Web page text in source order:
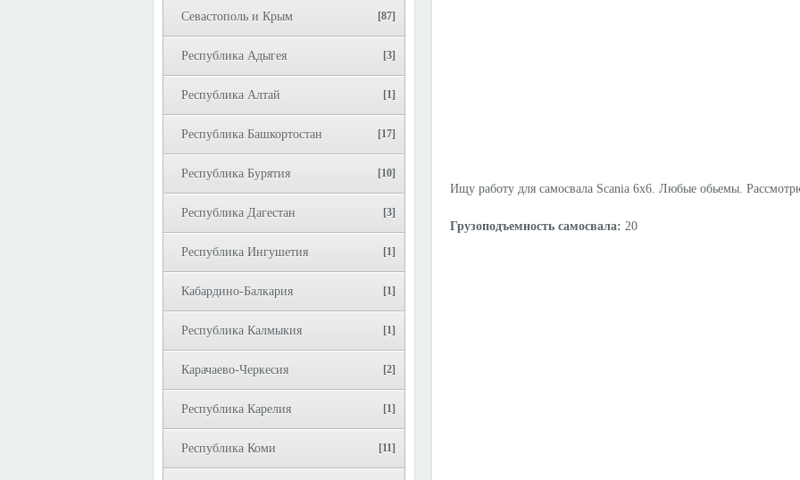
Севастополь и Крым [87]
Республика Адыгея [3]
Республика Алтай [1]
Республика Башкортостан [17]
Республика Бурятия [10]
Республика Дагестан [3]
Республика Ингушетия [1]
Кабардино-Балкария [1]
Республика Калмыкия [1]
Карачаево-Черкесия [2]
Республика Карелия [1]
Республика Коми [11]
Ищу работу для самосвала Scania 6x6. Любые обьемы.
Грузоподъемность самосвала: 20